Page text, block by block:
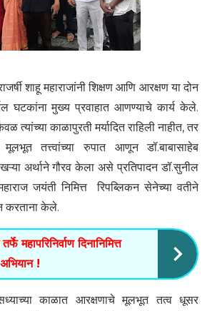
शाहू महाराजांनी शिक्षण आणि आरक्षण या दोन
घटकांना मुख्य प्रवाहात आणण्याचे कार्य केले.
त्यांच्या काळापुरती मर्यादित राहिली नाहीत, तर
मूलभूत तत्त्वांच्या रुपात आणून डॉ.बाबासाहेब
अर्थाने गौरव केला असे प्रतिपादन डॉ.सुनील
जयंती निमित्त रिपब्लिकन सेनेच्या वतीने
करताना केले.
महापरिनिर्वाण दिनानिमित्त
!
काळात आरक्षणाचे मूलभूत तत्व धूसर